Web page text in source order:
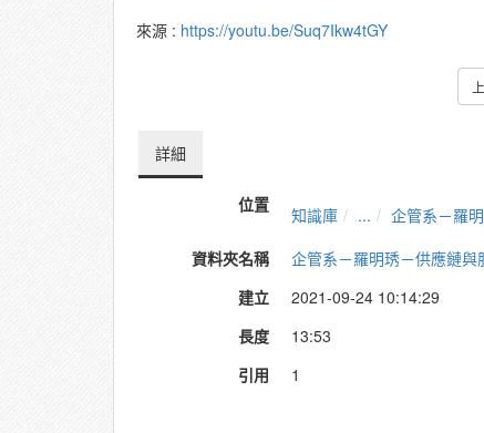
來源 : https://youtu.be/Suq7Ikw4tGY
詳細
位置 知識庫 ...
企管系－羅
資料夾名稱
企管系－羅明琇－供應鏈與
建立
2021-09-24 10:14:29
長度
13:53
引用
1